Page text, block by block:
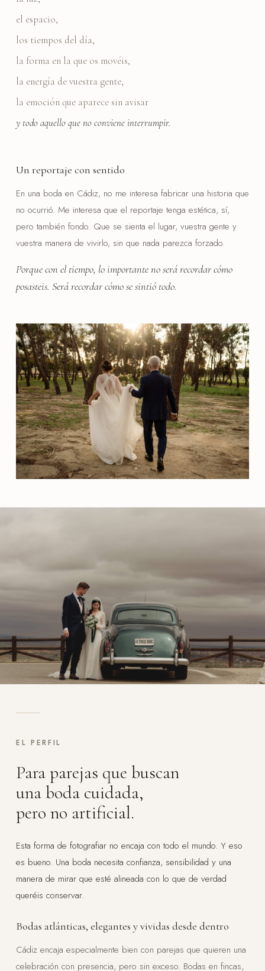
el espacio,
los tiempos del día,
la forma en la que os movéis,
la energía de vuestra gente,
la emoción que aparece sin avisar
y todo aquello que no conviene interrumpir.
Un reportaje con sentido
En una boda en Cádiz, no me interesa fabricar una historia que
no ocurrió. Me interesa que el reportaje tenga estética, sí,
pero también fondo. Que se sienta el lugar, vuestra gente y
vuestra manera de vivirlo, sin que nada parezca forzado.
Porque con el tiempo, lo importante no será recordar cómo
posasteis. Será recordar cómo se sintió todo.
EL PERFIL
Para parejas que buscan
una boda cuidada,
pero no artificial.
Esta forma de fotografiar no encaja con todo el mundo. Y eso
es bueno. Una boda necesita confianza, sensibilidad y una
manera de mirar que esté alineada con lo que de verdad
queréis conservar.
Bodas atlánticas, elegantes y vividas desde dentro
Cádiz encaja especialmente bien con parejas que quieren una
celebración con presencia, pero sin exceso. Bodas en fincas,